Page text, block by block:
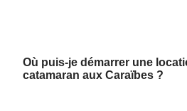
Où puis-je démarrer une
catamaran aux Caraïbes ?